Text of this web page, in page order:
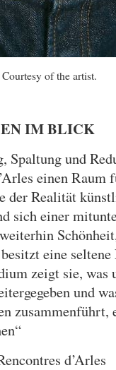
of the artist.
IM
Spaltung und
einen
Realität
sich einer
eine seltene
zeigt sie, was
und
zusammenführt,
d’Arles